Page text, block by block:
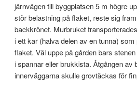
järnvägen till byggplatsen 5 m högre
stör belastning på flaket, reste sig
backkrönet. Murbruket
i ett kar (halva delen av en tunna)
flaket. Väl uppe på gården bars
i spannar eller brukkista. Åtgången av
innerväggarna skulle grovtäckas för